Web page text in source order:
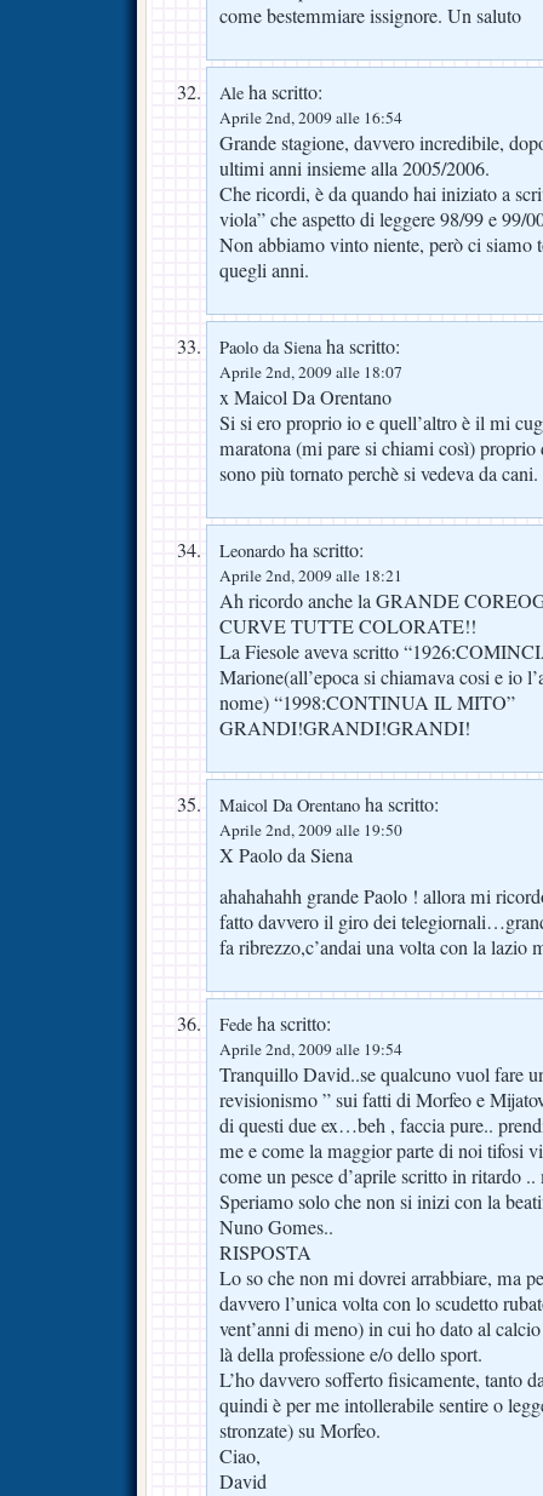
come bestemmiare issignore. Un saluto
Ale ha scritto:
Aprile 2nd, 2009 alle 16:54
Grande stagione, davvero incredibile,
ultimi anni insieme alla 2005/2006.
Che ricordi, è da quando hai iniziato a
viola” che aspetto di leggere 98/99 e 99/
Non abbiamo vinto niente, però ci siamo
quegli anni.
Paolo da Sienaha scritto:
Aprile 2nd, 2009 alle 18:07
x Maicol Da Orentano
Si si ero proprio io e quell’altro è il mi
maratona (mi pare si chiami così)
sono più tornato perchè si vedeva da cani.
Leonardo ha scritto:
Aprile 2nd, 2009 alle 18:21
Ah ricordo anche la GRANDE
CURVE TUTTE COLORATE!!
La Fiesole aveva scritto
Marione(all’epoca si chiamava cosi e io
nome) “1998:CONTINUA IL MITO”
GRANDI!GRANDI!GRANDI!
Maicol Da Orentano ha scritto:
Aprile 2nd, 2009 alle 19:50
X Paolo da Siena
ahahahahh grande Paolo ! allora mi
fatto davvero il giro dei
fa ribrezzo,c’andai una volta con la lazio
Fede ha scritto:
Aprile 2nd, 2009 alle 19:54
Tranquillo David..se qualcuno vuol
revisionismo ” sui fatti di Morfeo e
di questi due ex…beh , faccia pure..
me e come la maggior parte di noi tifosi
come un pesce d’aprile scritto in ritardo
Speriamo solo che non si inizi con la
Nuno Gomes..
RISPOSTA
Lo so che non mi dovrei arrabbiare, ma
davvero l’unica volta con lo scudetto
vent’anni di meno) in cui ho dato al
là della professione e/o dello sport.
L’ho davvero sofferto fisicamente, tanto
quindi è per me intollerabile sentire o
stronzate) su Morfeo.
Ciao,
David